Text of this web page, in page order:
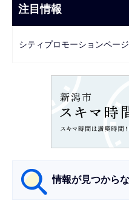
ま
で
ビ
ー
注目情報
シティプロモーションペー
情報が見つから